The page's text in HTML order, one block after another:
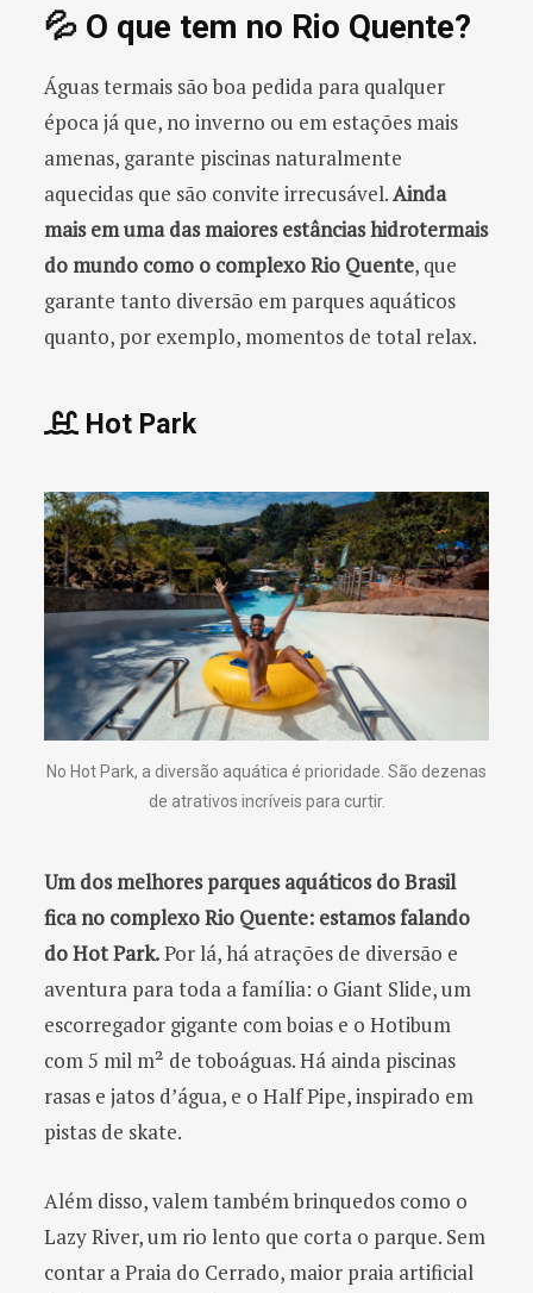
💦 O que tem no Rio Quente?
Águas termais são boa pedida para qualquer
época já que, no inverno ou em estações mais
amenas, garante piscinas naturalmente
aquecidas que são convite irrecusável.Ainda
mais em uma das maiores estâncias hidrotermais
do mundo como o complexo Rio Quente, que
garante tanto diversão em parques aquáticos
quanto, por exemplo, momentos de total relax.
Hot Park
No Hot Park, a diversão aquática é prioridade. São dezenas
de atrativos incríveis para curtir.
Um dos melhores parques aquáticos do Brasil
fica no complexo Rio Quente: estamos falando
do Hot Park.Por lá, há atrações de diversão e
aventura para toda a família: o Giant Slide, um
escorregador gigante com boias e o Hotibum
com 5 mil m² de toboáguas. Há ainda piscinas
rasas e jatos d’água, e o Half Pipe, inspirado em
pistas de skate.
Além disso, valem também brinquedos como o
Lazy River, um rio lento que corta o parque. Sem
contar a Praia do Cerrado, maior praia artificial